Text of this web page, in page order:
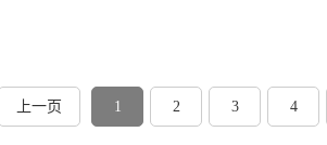
上一页 1 2 3 4